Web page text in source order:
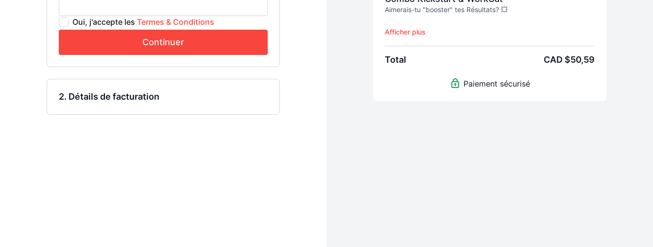
Oui, j'accepte les Termes & Conditions
Continuer
2. Détails de facturation
Aimerais-tu "booster" tes Résultats? 💥
Accélère ta transformation avec nos Parcours Kickstart et
WorkCat ! En 7 jours, établis un plan solide pour obtenir des
résultats concrets dans ton esprit et dans ton corps.
⚡️ Kickstart - 7 capsules #Mindset, parce que tes résultats
Total CAD $50,59
Paiement sécurisé